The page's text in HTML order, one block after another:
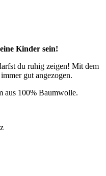
Kinder sein!
du ruhig zeigen! Mit dem
gut angezogen.
aus 100% Baumwolle.